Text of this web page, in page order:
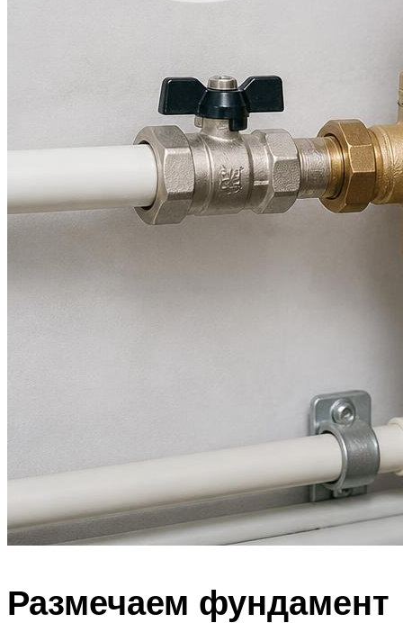
Размечаем фундамент